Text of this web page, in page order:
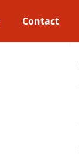
Contact